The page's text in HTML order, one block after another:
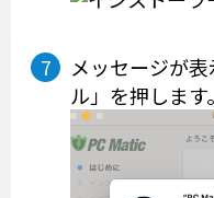
メッセージが
ル」を押します。